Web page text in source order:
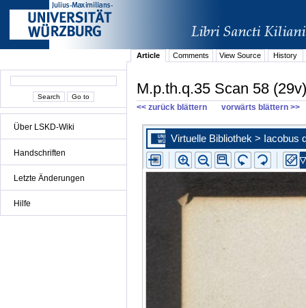
Über LSKD-Wiki
Handschriften
Letzte Änderungen
Hilfe
Article Comments View Source History
M.p.th.q.35 Scan 58 (29v)
<< zurück blättern vorwärts blättern >>